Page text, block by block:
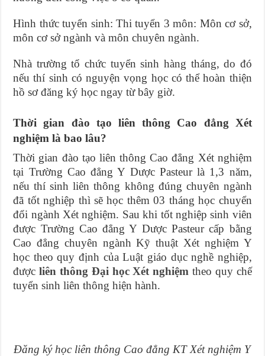
Hình thức tuyển sinh: Thi tuyển 3 môn: Môn cơ sở,
môn cơ sở ngành và môn chuyên ngành.
Nhà trường tổ chức tuyển sinh hàng tháng, do đó
nếu thí sinh có nguyện vọng học có thể hoàn thiện
hồ sơ đăng ký học ngay từ bây giờ.
Thời gian đào tạo liên thông Cao đẳng Xét
nghiệm là bao lâu?
Thời gian đào tạo liên thông Cao đẳng Xét nghiệm
tại Trường Cao đẳng Y Dược Pasteur là 1,3 năm,
nếu thí sinh liên thông không đúng chuyên ngành
đã tốt nghiệp thì sẽ học thêm 03 tháng học chuyển
đổi ngành Xét nghiệm. Sau khi tốt nghiệp sinh viên
được Trường Cao đẳng Y Dược Pasteur cấp bằng
Cao đẳng chuyên ngành Kỹ thuật Xét nghiệm Y
học theo quy định của Luật giáo dục nghề nghiệp,
đượcliên thông Đại học Xét nghiệm theo quy chế
tuyển sinh liên thông hiện hành.
Đăng ký học liên thông Cao đẳng KT Xét nghiệm Y